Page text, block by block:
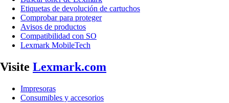
Etiquetas de devolución de cartuchos
Comprobar para proteger
Avisos de productos
Compatibilidad con SO
Lexmark MobileTech
Visite Lexmark.com
Impresoras
Consumibles y accesorios